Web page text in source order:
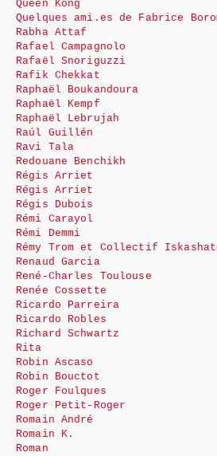
Queen Kong
Quelques ami.es de Fabrice
Rabha Attaf
Rafael Campagnolo
Rafaël Snoriguzzi
Rafik Chekkat
Raphaël Boukandoura
Raphaël Kempf
Raphaël Lebrujah
Raúl Guillén
Ravi Tala
Redouane Benchikh
Régis Arriet
Régis Arriet
Régis Dubois
Rémi Carayol
Rémi Demmi
Rémy Trom et Collectif
Renaud Garcia
René-Charles Toulouse
Renée Cossette
Ricardo Parreira
Ricardo Robles
Richard Schwartz
Rita
Robin Ascaso
Robin Bouctot
Roger Foulques
Roger Petit-Roger
Romain André
Romain K.
Roman